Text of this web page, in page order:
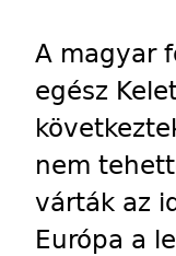
A magyar
egész
nem
várták az
Európa a